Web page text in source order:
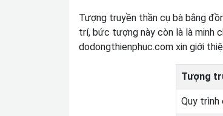
Tượng truyền thần cụ bà bằng
trí, bức tượng này còn là là minh
dodongthienphuc.com xin giới
Tượng
Quy trình